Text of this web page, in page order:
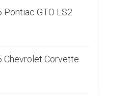
Pontiac GTO LS2
Chevrolet Corvette